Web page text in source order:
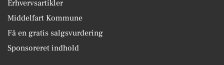
Erhvervsartikler
Middelfart Kommune
Få en gratis salgsvurdering
Sponsoreret indhold